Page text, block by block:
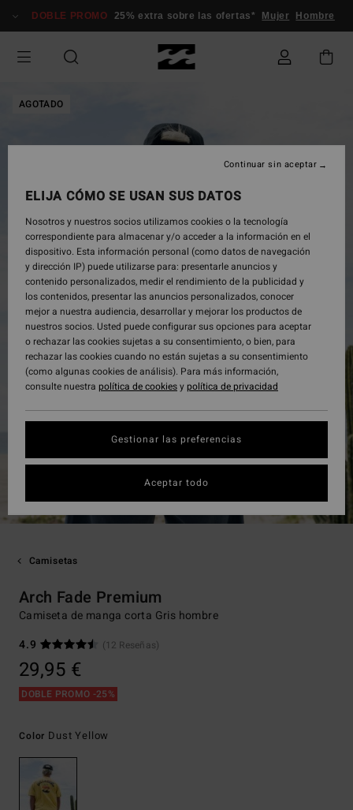
información
DOBLE PROMO 25% extra sobre las ofertas* Mujer Hombre
AGOTADO
Camisetas
Arch Fade Premium
Camiseta de manga corta Gris hombre
4.9
(12 Reseñas)
29,95 €
DOBLE PROMO -25%
Color Dust Yellow
ELIJA CÓMO SE USAN SUS DATOS
Nosotros y nuestros socios utilizamos cookies o la tecnología
correspondiente para almacenar y/o acceder a la información en el
dispositivo. Esta información personal (como datos de navegación
y dirección IP) puede utilizarse para: presentarle anuncios y
contenido personalizados, medir el rendimiento de la publicidad y
los contenidos, presentar las anuncios personalizados, conocer
mejor a nuestra audiencia, desarrollar y mejorar los productos de
nuestros socios. Usted puede configurar sus opciones para aceptar
o rechazar las cookies sujetas a su consentimiento, o bien, para
rechazar las cookies cuando no están sujetas a su consentimiento
(como algunas cookies de análisis). Para más información,
consulte nuestra política de cookiesypolítica de privacidad
Gestionar las preferencias
Continuar sin aceptar
Aceptar todo